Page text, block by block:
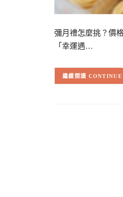
彌月禮怎麼挑？價
「幸運遇…